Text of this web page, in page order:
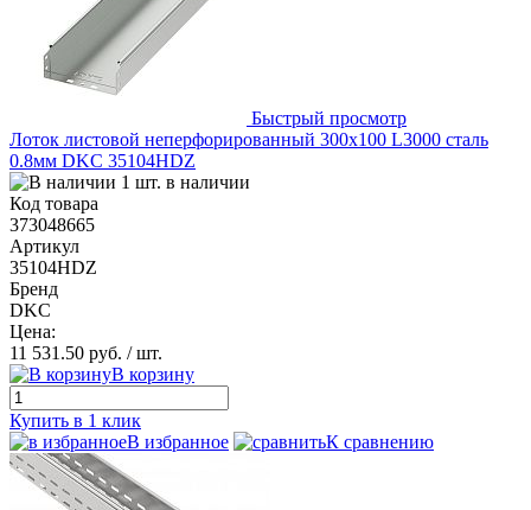
Быстрый просмотр
Лоток листовой неперфорированный 300х100 L3000 сталь
0.8мм DKC 35104HDZ
1 шт. в наличии
Код товара
373048665
Артикул
35104HDZ
Бренд
DKC
Цена:
11 531.50 руб. / шт.
В корзину
Купить в 1 клик
В избранное
К сравнению